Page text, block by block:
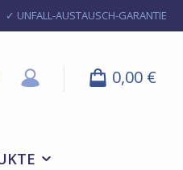
✓ UNFALL-AUSTAUSCH-GARANTIE
0,00 €